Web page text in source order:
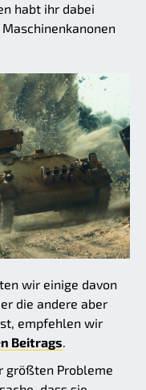
habt ihr dabei
wir einige davon
die andere aber
empfehlen wir
Beitrags
größten Probleme